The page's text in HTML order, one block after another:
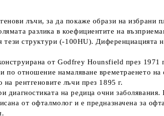
лъчи, за да покаже образи на избрани
разлика в коефициентите на
тези структури (-100HU).
от Godfrey Hounsfield през 1971
по отношение намаляване времетраенето
рентгеновите лъчи през 1895 г.
на редица очни заболявания.
от офталмолог и е предназначена за